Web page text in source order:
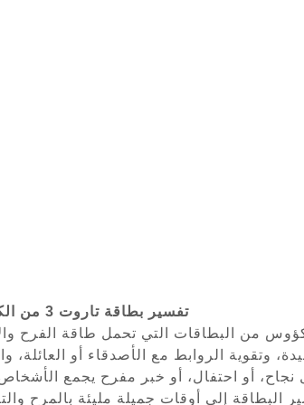
تفسير بطاقة تاروت 3 من الكؤوس
من البطاقات التي تحمل طاقة الفرح
وتقوية الروابط مع الأصدقاء أو
أو احتفال، أو خبر مفرح يجمع الأشخاص
البطاقة إلى أوقات جميلة مليئة بالمرح